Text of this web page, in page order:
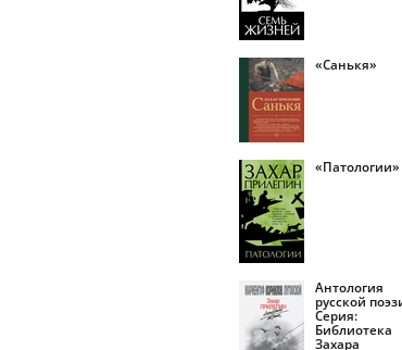
«Санькя»
«Патологии»
Антология
русской
Серия:
Библиотека
Захара